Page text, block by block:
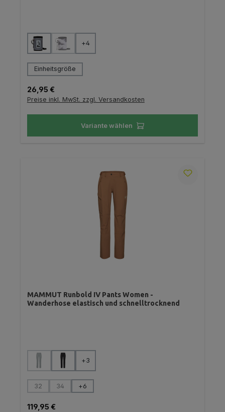
Farbe auswählen
(Diese Option ist zurzeit nicht verfügbar.)
+4
Größeauswählen
Einheitsgröße
Regulärer Preis:
26,95 €
Preise inkl. MwSt. zzgl. Versandkosten
Variante wählen
MAMMUT Runbold IV Pants Women -
Wanderhose elastisch und schnelltrocknend
Farbe auswählen
(Diese Option ist zurzeit nicht verfügbar.)
+3
Größe auswählen
32
(Diese Option ist zurzeit nicht verfügbar.)
34
(Diese Option ist zurzeit nicht verfügbar.)
+6
Regulärer Preis:
119,95 €